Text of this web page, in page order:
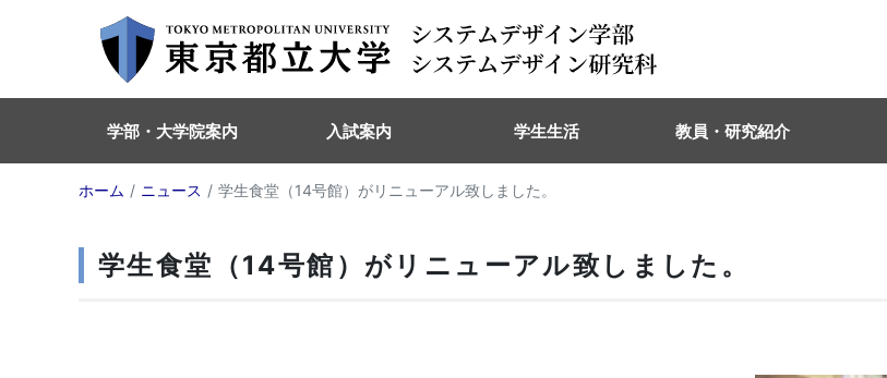
学部・大学院案内 入試案内 学生生活 教員・研究紹介
ホーム ニュース 学生食堂（14号館）がリニューアル致しました。
学生食堂（14号館）がリニューアル致しました。